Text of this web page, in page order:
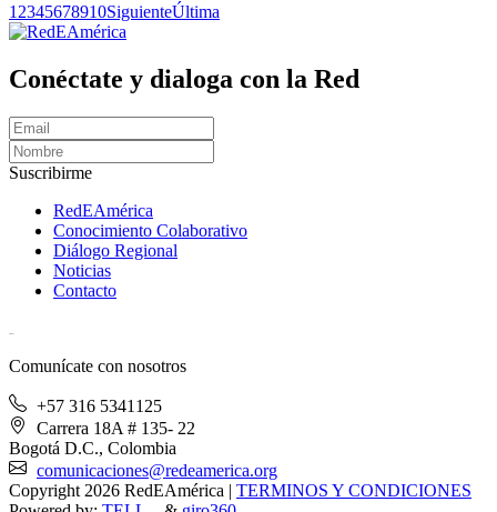
1 2345678910SiguienteÚltima
Conéctate y dialoga con la Red
Suscribirme
RedEAmérica
Conocimiento Colaborativo
Diálogo Regional
Noticias
Contacto
Comunícate con nosotros
+57 316 5341125
Carrera 18A # 135- 22
Bogotá D.C., Colombia
comunicaciones@redeamerica.org
Copyright 2026 RedEAmérica | TERMINOS Y CONDICIONES